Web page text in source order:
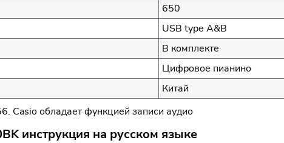
650
USB type A&B
В комплекте
Цифровое пианино
Китай
Casio обладает функцией записи аудио
инструкция на русском языке